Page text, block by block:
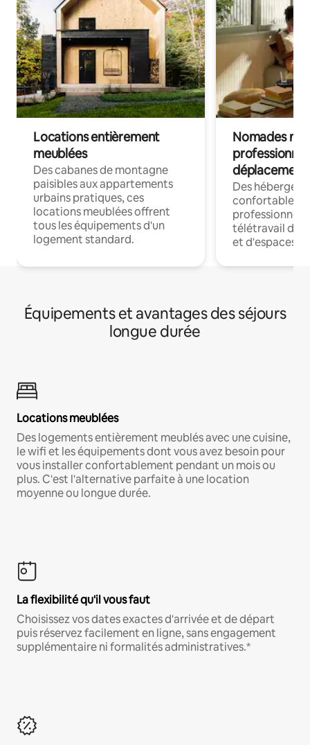
Locations entièrement
meublées
Des cabanes de montagne
paisibles aux appartements
urbains pratiques, ces
locations meublées offrent
tous les équipements d'un
logement standard.
Nomades
déplacement
Des
confortables
professionnels
télétravail
et d'espaces
Équipements et avantages des séjours
longue durée
Locations meublées
Des logements entièrement meublés avec une cuisine,
le wifi et les équipements dont vous avez besoin pour
vous installer confortablement pendant un mois ou
plus. C'est l'alternative parfaite à une location
moyenne ou longue durée.
La flexibilité qu'il vous faut
Choisissez vos dates exactes d'arrivée et de départ
puis réservez facilement en ligne, sans engagement
supplémentaire ni formalités administratives.*